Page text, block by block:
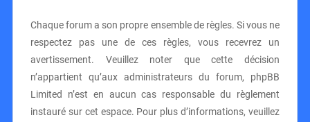
Chaque forum a son propre ensemble de règles. Si vous ne
respectez pas une de ces règles, vous recevrez un
avertissement. Veuillez noter que cette décision
n’appartient qu’aux administrateurs du forum, phpBB
Limited n’est en aucun cas responsable du règlement
instauré sur cet espace. Pour plus d’informations, veuillez